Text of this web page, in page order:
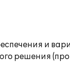
и
решения